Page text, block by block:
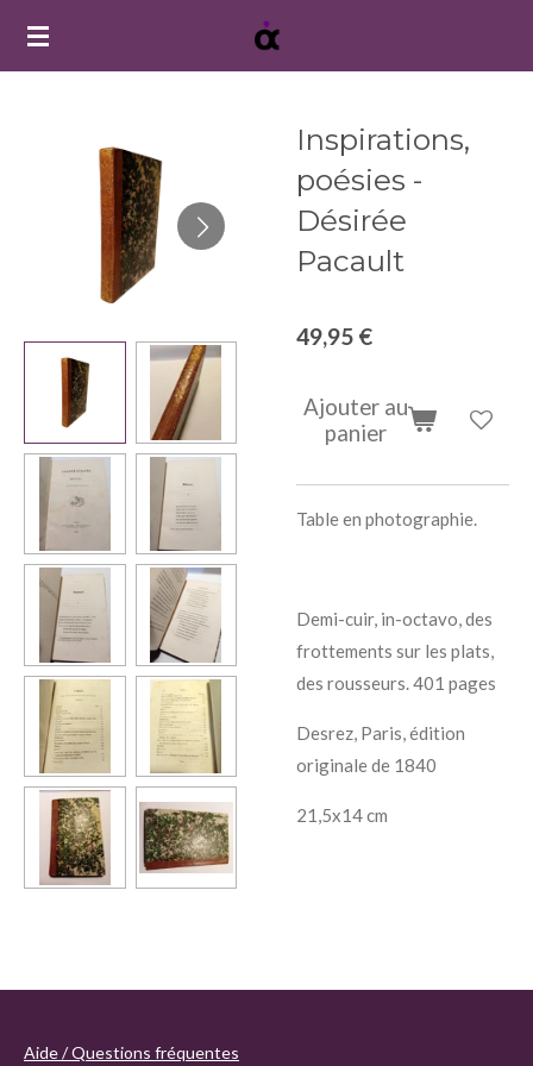
Passer
Inspirations,
poésies -
Désirée
Pacault
49,95 €
Ajouter au
panier
Table en photographie.
Demi-cuir, in-octavo, des
frottements sur les plats,
des rousseurs. 401 pages
Desrez, Paris, édition
originale de 1840
21,5x14 cm
Aide / Questions fréquentes